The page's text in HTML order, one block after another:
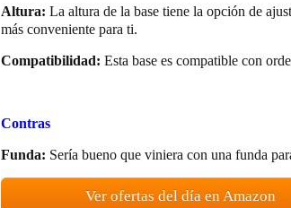
Altura:La altura de la base tiene la opción de
más conveniente para ti.
Compatibilidad:Esta base es compatible con
Contras
Funda: Sería bueno que viniera con una funda
Ver ofertas del día en Amazon